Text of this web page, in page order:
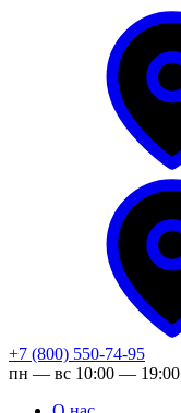
+7 (800) 550-74-95
пн — вс 10:00 — 19:00